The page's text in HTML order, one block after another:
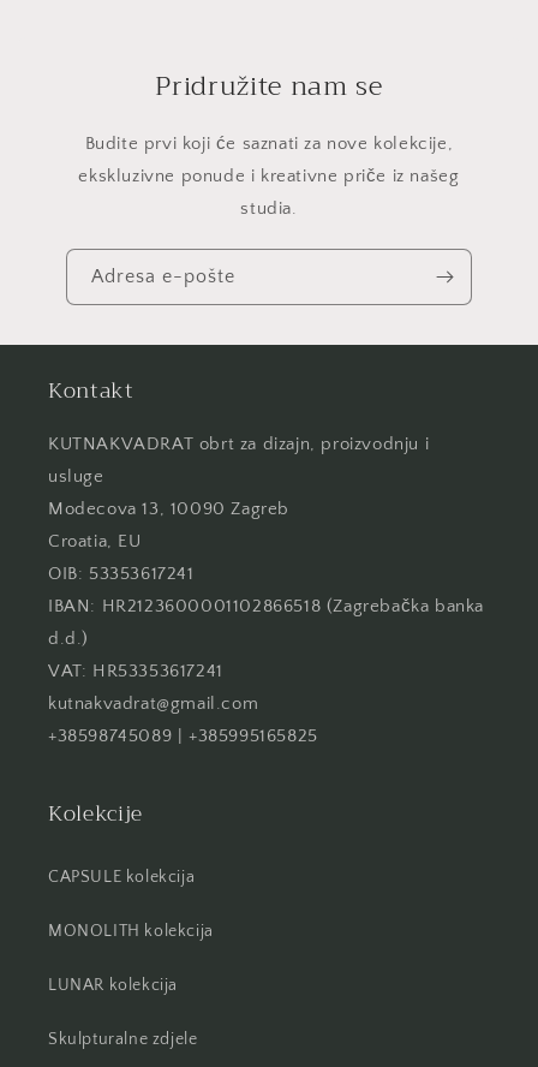
Pridružite nam se
Budite prvi koji će saznati za nove kolekcije,
ekskluzivne ponude i kreativne priče iz našeg
studia.
Adresa e-pošte
Kontakt
KUTNAKVADRAT obrt za dizajn, proizvodnju i
usluge
Modecova 13, 10090 Zagreb
Croatia, EU
OIB: 53353617241
IBAN: HR2123600001102866518 (Zagrebačka banka
d.d.)
VAT: HR53353617241
kutnakvadrat@gmail.com
+38598745089 | +385995165825
Kolekcije
CAPSULE kolekcija
MONOLITH kolekcija
LUNAR kolekcija
Skulpturalne zdjele